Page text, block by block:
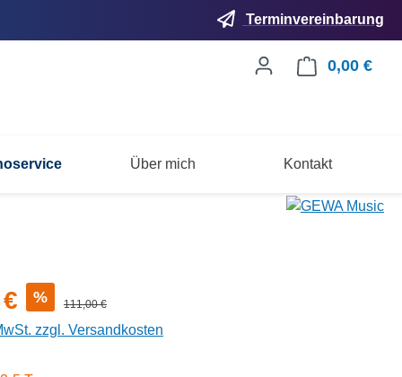
Terminvereinbarung
0,00 €
Über mich Kontakt
% Regulärer Preis:
111,00 €
zzgl. Versandkosten